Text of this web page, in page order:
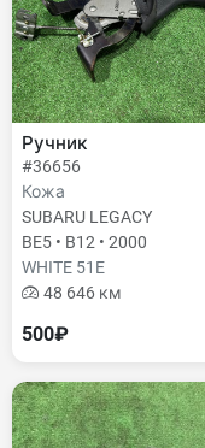
Ручник
#36656
Кожа
SUBARU LEGACY
BE5 • B12 • 2000
WHITE 51E
48 646 км
500₽